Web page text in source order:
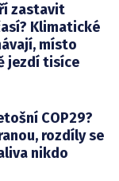
zastavit
Klimatické
místo
jezdí tisíce
COP29?
rozdíly se
nikdo